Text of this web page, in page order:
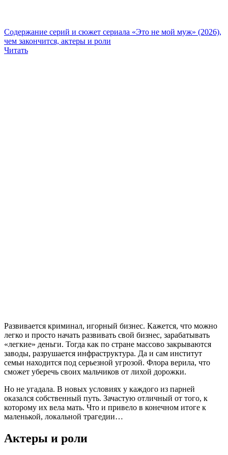
Содержание серий и сюжет сериала «Это не мой муж» (2026),
чем закончится, актеры и роли
Читать
Развивается криминал, игорный бизнес. Кажется, что можно
легко и просто начать развивать свой бизнес, зарабатывать
«легкие» деньги. Тогда как по стране массово закрываются
заводы, разрушается инфраструктура. Да и сам институт
семьи находится под серьезной угрозой. Флора верила, что
сможет уберечь своих мальчиков от лихой дорожки.
Но не угадала. В новых условиях у каждого из парней
оказался собственный путь. Зачастую отличный от того, к
которому их вела мать. Что и привело в конечном итоге к
маленькой, локальной трагедии…
Актеры и роли